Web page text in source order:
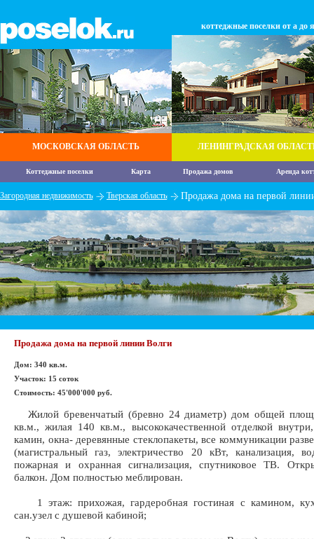
МОСКОВСКАЯ ОБЛАСТЬ
коттеджные поселки от а до я
ЛЕНИНГРАДСКАЯ
Коттеджные поселки Карта Продажа домов Аренда
Загородная недвижимость Тверская область Продажа дома на первой
Продажа дома на первой линии Волги
Дом: 340 кв.м.
Участок: 15 соток
Стоимость: 45'000'000 руб.
Жилой бревенчатый (бревно 24 диаметр) дом общей
кв.м., жилая 140 кв.м., высококачественной отделкой
камин, окна- деревянные стеклопакеты, все коммуникации
(магистральный газ, электричество 20 кВт, канализация,
пожарная и охранная сигнализация, спутниковое ТВ.
балкон. Дом полностью меблирован.
1 этаж: прихожая, гардеробная гостиная с камином,
сан.узел с душевой кабиной;